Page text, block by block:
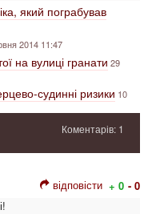
який пограбував
2014 11:47
на вулиці гранати 29
судинні ризики 10
Коментарів: 1
відповісти + 0 - 0